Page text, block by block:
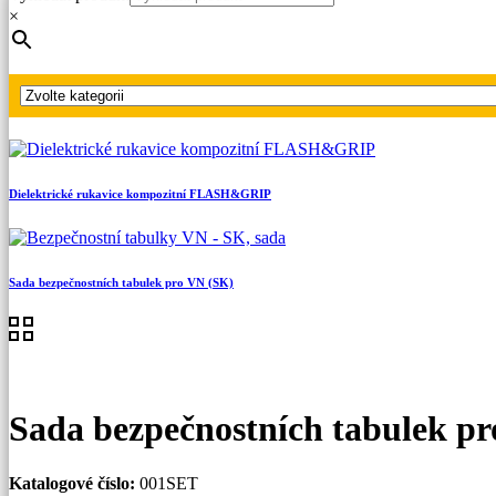
Hlavní strana
×
Dielektrické rukavice kompozitní FLASH&GRIP
Sada bezpečnostních tabulek pro VN (SK)
Sada bezpečnostních tabulek
Katalogové číslo: 001SET